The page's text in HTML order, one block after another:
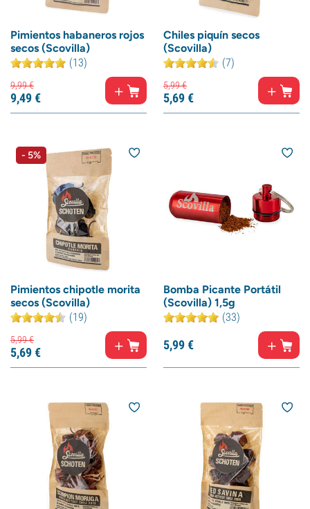
Pimientos habaneros rojos
secos (Scovilla)
(13)
9,99€
9,49€
Chiles piquín secos
(Scovilla)
(7)
5,99€
5,69€
- 5%
Pimientos chipotle morita
secos (Scovilla)
(19)
5,99€
5,69€
Bomba Picante Portátil
(Scovilla) 1,5g
(33)
5,99€